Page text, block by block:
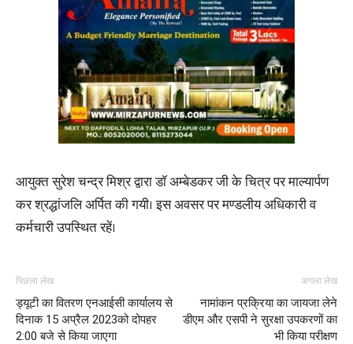
आयुक्त सुरेश चन्द्र मिश्र द्वारा डाॅ अम्बेडकर जी के चित्र पर माल्यार्पण
कर श्रद्धांजलि अर्पित की गयी। इस अवसर पर मण्डलीय अधिकारी व
कर्मचारी उपस्थित रहें।
पिछला लेख
ड्यूटी का वितरण एनआईसी कार्यालय से
दिनाक 15 अप्रैल 2023को दोपहर
2:00 बजे से किया जाएगा
अगला लेख
नामांकन प्रक्रिया का जायजा लेने
डीएम और एसपी ने सुरक्षा उपकरणों का
भी किया परीक्षण